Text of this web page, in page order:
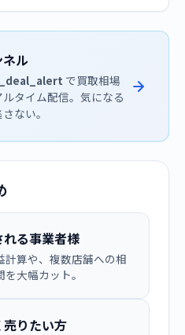
ル
で買取相場
タイム配信。気になる
ない。
る事業者様
計算や、複数店舗への相
大幅カット。
りたい方